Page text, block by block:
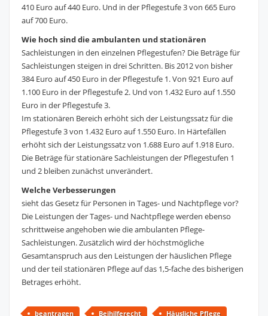
410 Euro auf 440 Euro. Und in der Pflegestufe 3 von 665 Euro
auf 700 Euro.
Wie hoch sind die ambulanten und stationären
Sachleistungen in den einzelnen Pflegestufen? Die Beträge für
Sachleistungen steigen in drei Schritten. Bis 2012 von bisher
384 Euro auf 450 Euro in der Pflegestufe 1. Von 921 Euro auf
1.100 Euro in der Pflegestufe 2. Und von 1.432 Euro auf 1.550
Euro in der Pflegestufe 3.
Im stationären Bereich erhöht sich der Leistungssatz für die
Pflegestufe 3 von 1.432 Euro auf 1.550 Euro. In Härtefällen
erhöht sich der Leistungssatz von 1.688 Euro auf 1.918 Euro.
Die Beträge für stationäre Sachleistungen der Pflegestufen 1
und 2 bleiben zunächst unverändert.
Welche Verbesserungen
sieht das Gesetz für Personen in Tages- und Nachtpflege vor?
Die Leistungen der Tages- und Nachtpflege werden ebenso
schrittweise angehoben wie die ambulanten Pflege-
Sachleistungen. Zusätzlich wird der höchstmögliche
Gesamtanspruch aus den Leistungen der häuslichen Pflege
und der teil stationären Pflege auf das 1,5-fache des bisherigen
Betrages erhöht.
beantragen Beihilferecht Häusliche Pflege